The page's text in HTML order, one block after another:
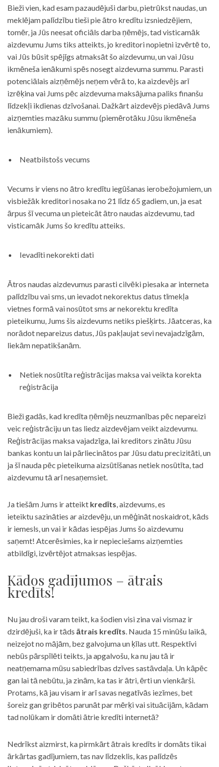
Bieži vien, kad esam pazaudējuši darbu, pietrūkst naudas, un
meklējam palīdzību tieši pie ātro kredītu izsniedzējiem,
tomēr, ja Jūs neesat oficiāls darba ņēmējs, tad visticamāk
aizdevumu Jums tiks atteikts, jo kreditori nopietni izvērtē to,
vai Jūs būsit spējīgs atmaksāt šo aizdevumu, un vai Jūsu
ikmēneša ienākumi spēs nosegt aizdevuma summu. Parasti
potenciālais aizņēmējs neņem vērā to, ka aizdevējs arī
izrēķina vai Jums pēc aizdevuma maksājuma paliks finanšu
līdzekļi ikdienas dzīvošanai. Dažkārt aizdevējs piedāvā Jums
aizņemties mazāku summu (piemērotāku Jūsu ikmēneša
ienākumiem).
Neatbilstošs vecums
Vecums ir viens no ātro kredītu iegūšanas ierobežojumiem, un
visbiežāk kreditori nosaka no 21 līdz 65 gadiem, un, ja esat
ārpus šī vecuma un pieteicāt ātro naudas aizdevumu, tad
visticamāk Jums šo kredītu atteiks.
Ievadīti nekorekti dati
Ātros naudas aizdevumus parasti cilvēki piesaka ar interneta
palīdzību vai sms, un ievadot nekorektus datus tīmekļa
vietnes formā vai nosūtot sms ar nekorektu kredīta
pieteikumu, Jums šis aizdevums netiks piešķirts. Jāatceras, ka
norādot nepareizus datus, Jūs pakļaujat sevi nevajadzīgām,
liekām nepatikšanām.
Netiek nosūtīta reģistrācijas maksa vai veikta korekta
reģistrācija
Bieži gadās, kad kredīta ņēmējs neuzmanības pēc nepareizi
veic reģistrāciju un tas liedz aizdevējam veikt aizdevumu.
Reģistrācijas maksa vajadzīga, lai kreditors zinātu Jūsu
bankas kontu un lai pārliecinātos par Jūsu datu precizitāti, un
ja šī nauda pēc pieteikuma aizsūtīšanas netiek nosūtīta, tad
aizdevumu tā arī nesaņemsiet.
Ja tiešām Jums ir atteikt kredīts, aizdevums, es
ieteiktu sazināties ar aizdevēju, un mēģināt noskaidrot, kāds
ir iemesls, un vai ir kādas iespējas Jums šo aizdevumu
saņemt! Atcerēsimies, ka ir nepieciešams aizņemties
atbildīgi, izvērtējot atmaksas iespējas.
Kādos gadījumos – ātrais
kredīts!
Nu jau droši varam teikt, ka šodien visi zina vai vismaz ir
dzirdējuši, ka ir tāds ātrais kredīts. Nauda 15 minūšu laikā,
neizejot no mājām, bez galvojuma un ķīlas utt. Respektīvi
nebūs pārspīlēti teikts, ja apgalvošu, ka nu jau tā ir
neatņemama mūsu sabiedrības dzīves sastāvdaļa. Un kāpēc
gan lai tā nebūtu, ja zinām, ka tas ir ātri, ērti un vienkārši.
Protams, kā jau visam ir arī savas negatīvās iezīmes, bet
šoreiz gan gribētos parunāt par mērķi vai situācijām, kādam
tad nolūkam ir domāti ātrie kredīti internetā?
Nedrīkst aizmirst, ka pirmkārt ātrais kredīts ir domāts tikai
ārkārtas gadījumiem, tas nav līdzeklis, kas palīdzēs